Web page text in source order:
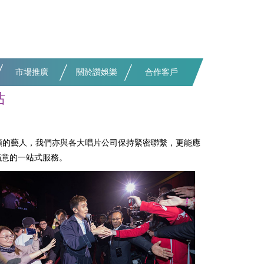
市場推廣 關於讚娛樂 合作客戶
藝人，我們亦與各大唱片公司保持緊密聯繫，更能應
的一站式服務。